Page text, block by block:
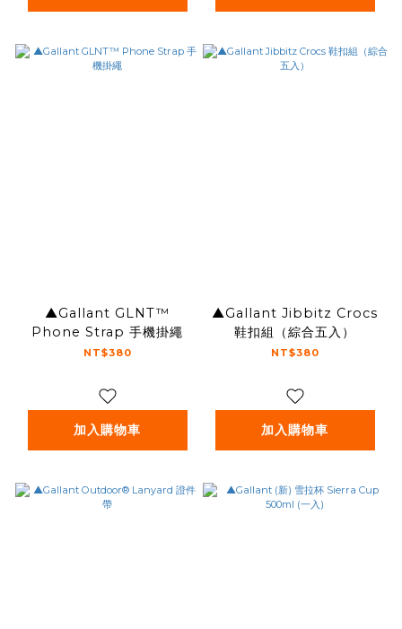
▲Gallant GLNT™
Phone Strap 手機掛繩
NT$380
加入購物車
▲Gallant Jibbitz Crocs
鞋扣組（綜合五入）
NT$380
加入購物車